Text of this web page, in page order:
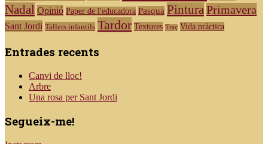
Nadal Opinió Paper de l'educadora Pasqua PinturaPrimavera
Sant Jordi Tallers infantils Tardor Textures Traç Vida pràctica
Entrades recents
Canvi de lloc!
Arbre
Una rosa per Sant Jordi
Segueix-me!